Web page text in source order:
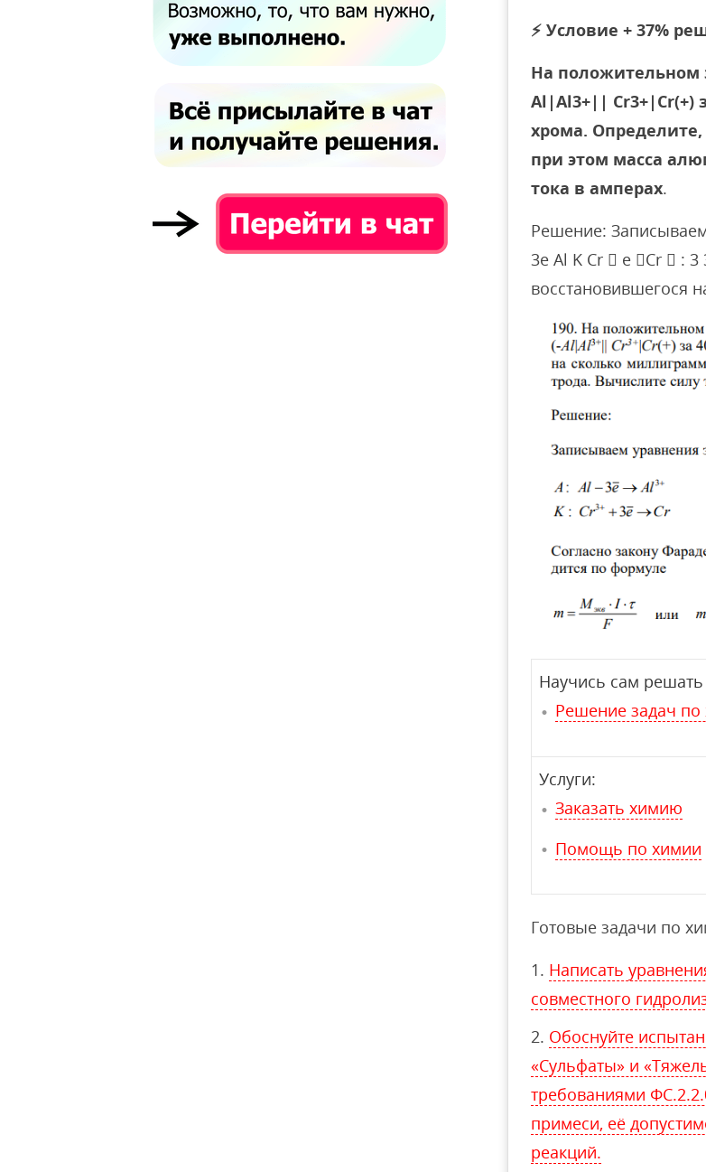
⚡ Условие + 37%
На положительном
Al|Al3+|| Cr3+|Cr(+)
хрома.
при этом масса
тока в амперах.
Решение:
3e Al K Cr  e Cr  :
восстановившегося
Научись сам
Решение задач по
Услуги:
Заказать химию
Помощь по химии
Готовые задачи по
Написать
совместного
Обоснуйте
«Сульфаты» и
требованиями
примеси, её
реакций.